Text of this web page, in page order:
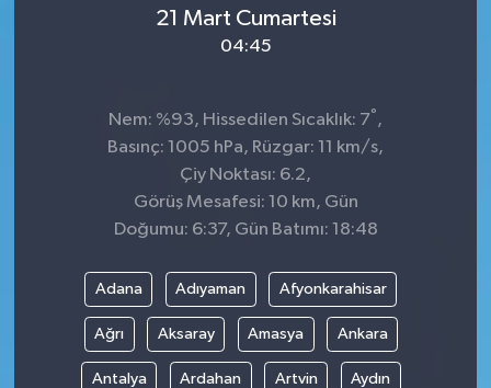
21 Mart Cumartesi
04:45
Nem: %93, Hissedilen Sıcaklık: 7° ,
Basınç: 1005 hPa, Rüzgar: 11 km/s,
Çiy Noktası: 6.2,
Görüş Mesafesi: 10 km, Gün
Doğumu: 6:37, Gün Batımı: 18:48
Adana Adıyaman Afyonkarahisar
Ağrı Aksaray Amasya Ankara
Antalya Ardahan Artvin Aydın